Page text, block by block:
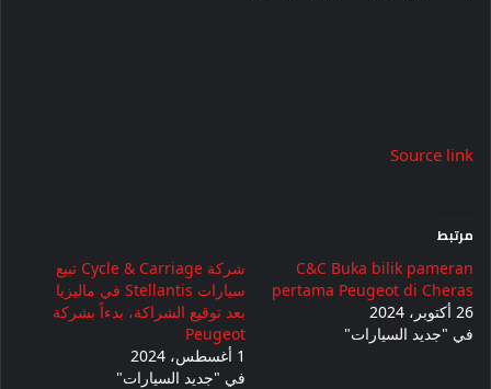
Source link
مرتبط
C&C Buka bilik pameran
pertama Peugeot di Cheras
26 أكتوبر، 2024
في "جديد السيارات"
شركة Cycle & Carriage تبيع
سيارات Stellantis في ماليزيا
بعد توقيع الشراكة، بدءاً بشركة
Peugeot
1 أغسطس، 2024
في "جديد السيارات"